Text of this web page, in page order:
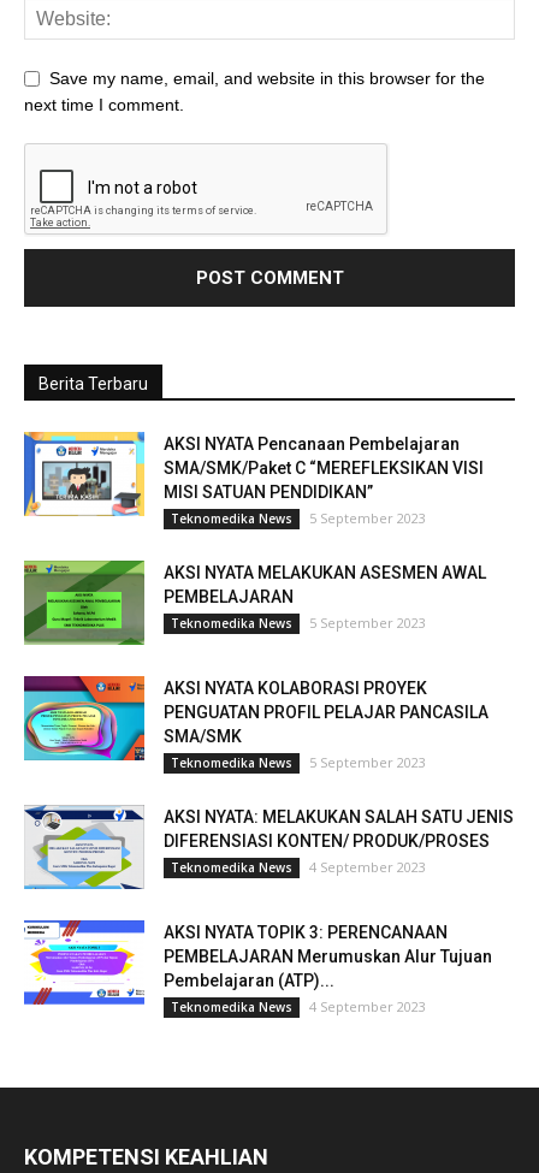
Save my name, email, and website in this browser for the
next time I comment.
Berita Terbaru
AKSI NYATA Pencanaan Pembelajaran
SMA/SMK/Paket C “MEREFLEKSIKAN VISI
MISI SATUAN PENDIDIKAN”
Teknomedika News 5 September 2023
AKSI NYATA MELAKUKAN ASESMEN AWAL
PEMBELAJARAN
Teknomedika News 5 September 2023
AKSI NYATA KOLABORASI PROYEK
PENGUATAN PROFIL PELAJAR PANCASILA
SMA/SMK
Teknomedika News 5 September 2023
AKSI NYATA: MELAKUKAN SALAH SATU JENIS
DIFERENSIASI KONTEN/ PRODUK/PROSES
Teknomedika News 4 September 2023
AKSI NYATA TOPIK 3: PERENCANAAN
PEMBELAJARAN Merumuskan Alur Tujuan
Pembelajaran (ATP)...
Teknomedika News 4 September 2023
KOMPETENSI KEAHLIAN